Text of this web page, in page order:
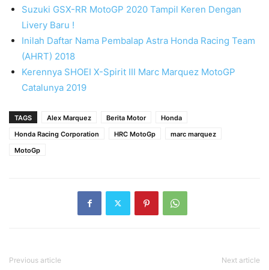
Suzuki GSX-RR MotoGP 2020 Tampil Keren Dengan
Livery Baru !
Inilah Daftar Nama Pembalap Astra Honda Racing Team
(AHRT) 2018
Kerennya SHOEI X-Spirit III Marc Marquez MotoGP
Catalunya 2019
TAGS Alex Marquez Berita Motor
Honda
Honda Racing Corporation
HRC MotoGp
marc marquez
MotoGp
Previous article Next article